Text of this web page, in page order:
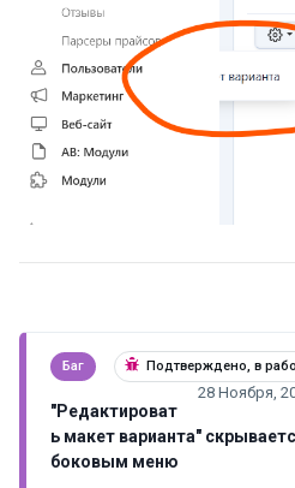
Баг Подтверждено, в
28 Ноября,
"Редактироват
ь макет варианта"
боковым меню